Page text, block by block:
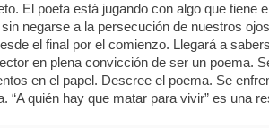
El poeta está jugando con algo que tiene
negarse a la persecución de nuestros
el final por el comienzo. Llegará a
en plena convicción de ser un poema.
en el papel. Descree el poema. Se
“A quién hay que matar para vivir” es una